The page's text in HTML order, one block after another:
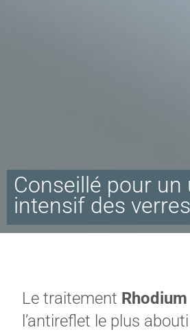
Conseillé pour un
intensif des verres
Le traitement Rhodium
l’antireflet le plus